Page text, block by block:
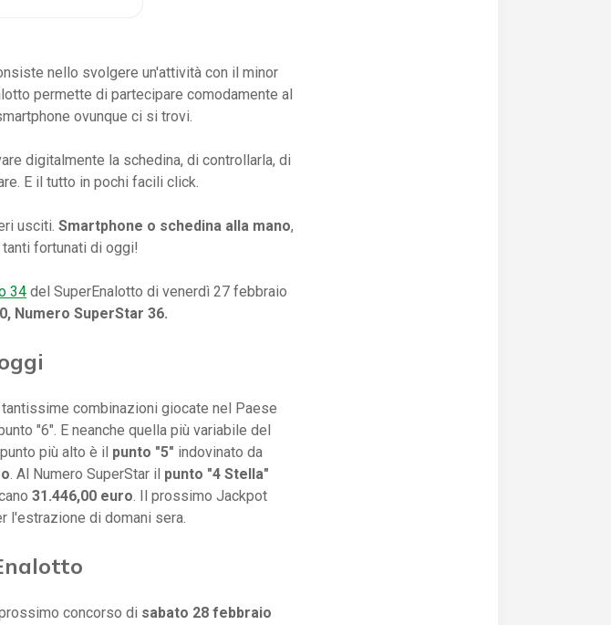
nello svolgere un'attività con il minor
permette di partecipare comodamente al
ovunque ci si trovi.
digitalmente la schedina, di controllarla, di
E il tutto in pochi facili click.
usciti. Smartphone o schedina alla mano,
fortunati di oggi!
34 del SuperEnalotto di venerdì 27 febbraio
Numero SuperStar 36.
combinazioni giocate nel Paese
"6". E neanche quella più variabile del
più alto è il punto "5" indovinato da
. Al Numero SuperStar il punto "4 Stella"
31.446,00 euro. Il prossimo Jackpot
l'estrazione di domani sera.
concorso di sabato 28 febbraio